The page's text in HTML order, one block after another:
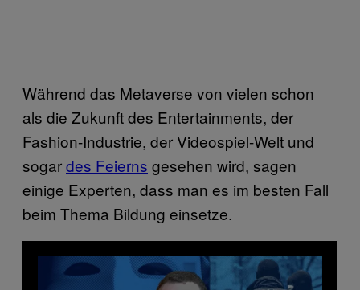
Während das Metaverse von vielen schon
als die Zukunft des Entertainments, der
Fashion-Industrie, der Videospiel-Welt und
sogardes Feierns gesehen wird, sagen
einige Experten, dass man es im besten Fall
beim Thema Bildung einsetze.